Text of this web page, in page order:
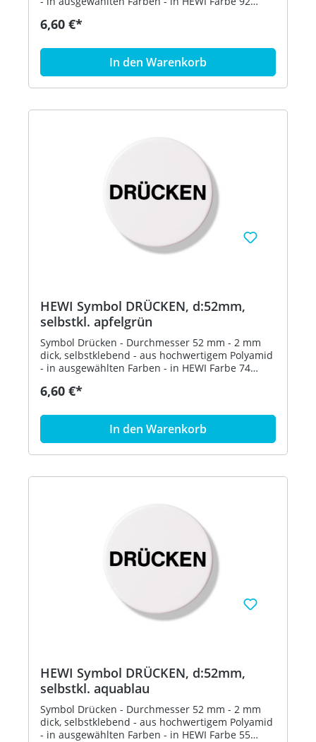
6,60 €*
In den Warenkorb
HEWI Symbol DRÜCKEN, d:52mm,
selbstkl. apfelgrün
Symbol Drücken - Durchmesser 52 mm - 2 mm
dick, selbstklebend - aus hochwertigem Polyamid
- in ausgewählten Farben - in HEWI Farbe 74
6,60 €*
In den Warenkorb
HEWI Symbol DRÜCKEN, d:52mm,
selbstkl. aquablau
Symbol Drücken - Durchmesser 52 mm - 2 mm
dick, selbstklebend - aus hochwertigem Polyamid
- in ausgewählten Farben - in HEWI Farbe 55